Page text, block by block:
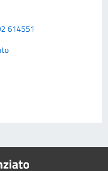
614551